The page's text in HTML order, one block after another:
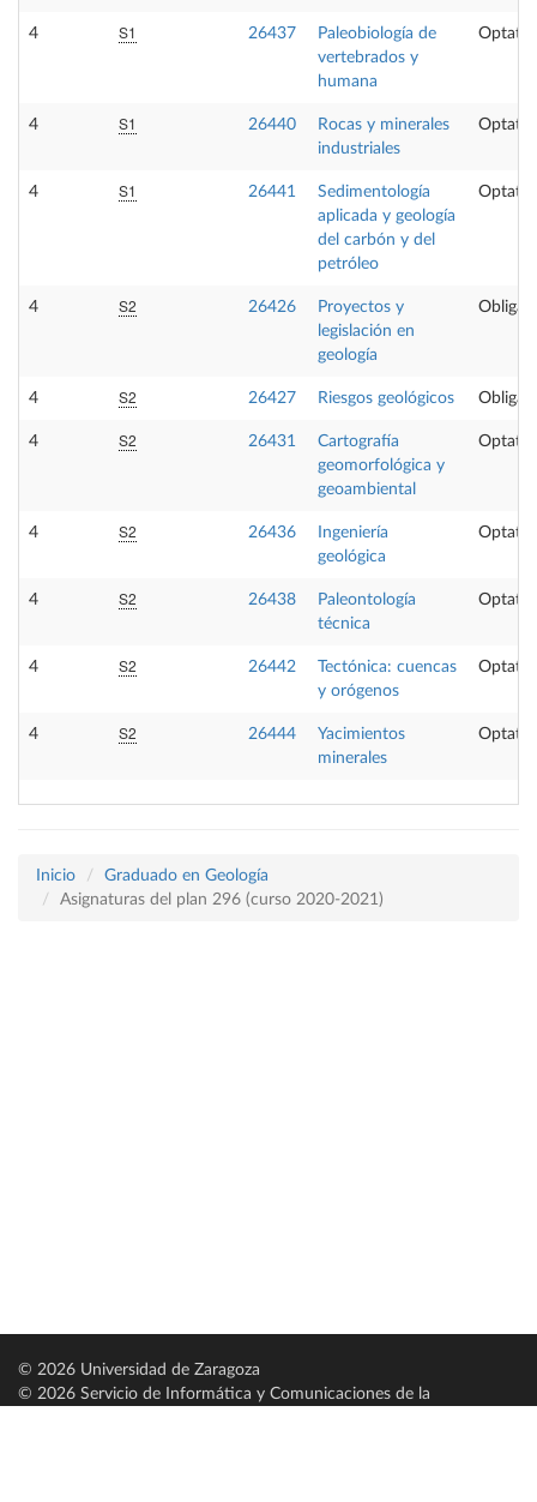
4 S1 26437
Paleobiología de
vertebrados y
humana
4 S1 26440
Rocas y minerales
industriales
4 S1 26441
Sedimentología
aplicada y geología
del carbón y del
petróleo
4 S2 26426
Proyectos y
legislación en
geología
4 S2 26427 Riesgos geológicos
4 S2 26431
Cartografía
geomorfológica y
geoambiental
4 S2 26436
Ingeniería
geológica
4 S2 26438
Paleontología
técnica
4 S2 26442
Tectónica: cuencas
y orógenos
4 S2 26444
Yacimientos
minerales
Inicio
Graduado en Geología
Asignaturas del plan 296 (curso 2020-2021)
© 2026 Universidad de Zaragoza
© 2026 Servicio de Informática y Comunicaciones de la